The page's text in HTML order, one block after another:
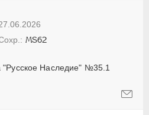
Наследие" №35.1
MS62